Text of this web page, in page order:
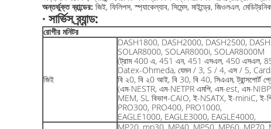
অন্তর্ভুক্ত ব্রান্ডের: জিই, ফিলিপস, স্প্যাকেল্যাব, সিমেন্স, মাইন্ড্রে, জিওলএল,
· সার্ভিস ব্র্যান্ড:
রোগীর মনিটর
জিই
DASH1800, DASH2000, DASH2500,
SOLAR8000, SOLAR8000i, SOLAR8000M
(ট্রাম 400 এ, 451 এন, 451 এসএল, 450 এসএল,
Datex-Ohmeda, যেমন / 3, S / 4, এস / 5,
বি ২0, বি ২0 আই, বি 30, বি 40, সিএএম, ট্রান্সপোর্ট
(এম-NESTR, এম-NETPR এমপি, এম-est, এম-
MEM, SL বিভাগ-CAIO, ই-NSATX, ই-miniC, ই-
PRO300, PRO400, PRO1000,
EAGLE1000, EAGLE3000, EAGLE4000,